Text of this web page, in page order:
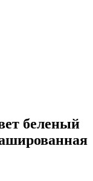
беленый